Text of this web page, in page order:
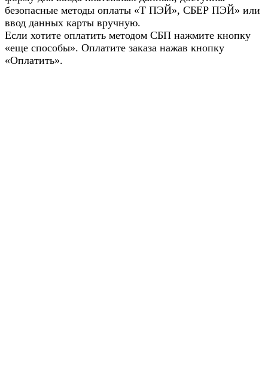
безопасные методы оплаты «Т ПЭЙ», СБЕР ПЭЙ» или
ввод данных карты вручную.
Если хотите оплатить методом СБП нажмите кнопку
«еще способы». Оплатите заказа нажав кнопку
«Оплатить».